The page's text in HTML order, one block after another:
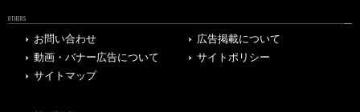
OTHERS
お問い合わせ
広告掲載について
動画・バナー広告について
サイトポリシー
サイトマップ